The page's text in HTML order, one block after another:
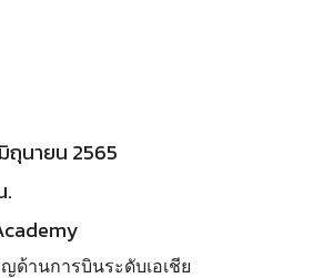
นายน 2565
.
ด้านการบินระดับเอเชีย